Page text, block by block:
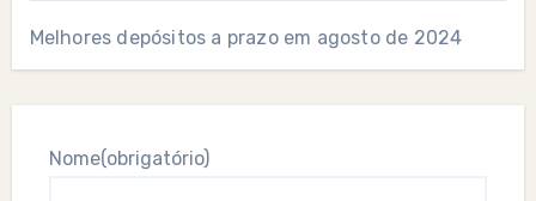
Melhores depósitos a prazo em agosto de 2024
Nome(obrigatório)